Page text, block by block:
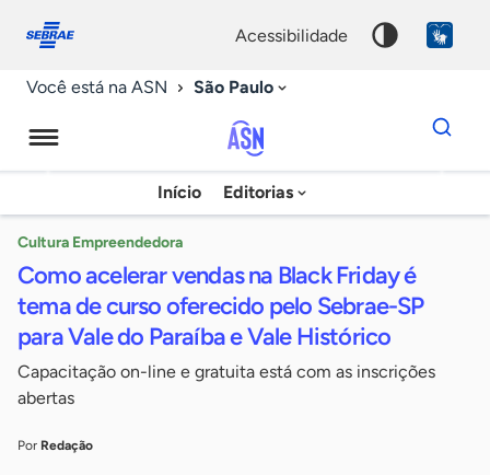
conosco
acessibilidade
Você está na ASN São Paulo
Agência
Sebrae
Notícias
Início Editorias
Dados
para
chave
Cultura Empreendedora
Como acelerar vendas na Black Friday é
tema de curso oferecido pelo Sebrae-SP
para Vale do Paraíba e Vale Histórico
Capacitação on-line e gratuita está com as inscrições
abertas
Por Redação